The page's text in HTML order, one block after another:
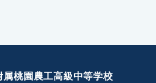
属桃園農工高級中等学校